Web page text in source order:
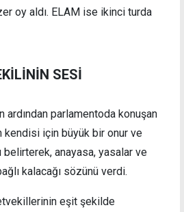
oy aldı. ELAM ise ikinci turda
SESİ
parlamentoda konuşan
kendisi için büyük bir onur ve
anayasa, yasalar ve
kalacağı sözünü verdi.
eşit şekilde